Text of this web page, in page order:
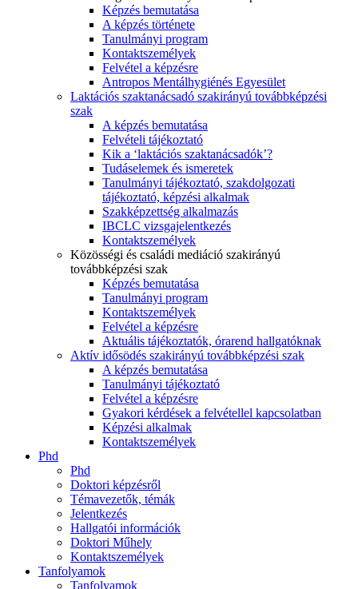
Képzés bemutatása
A képzés története
Tanulmányi program
Kontaktszemélyek
Felvétel a képzésre
Antropos Mentálhygiénés Egyesület
Laktációs szaktanácsadó szakirányú továbbképzési
szak
A képzés bemutatása
Felvételi tájékoztató
Kik a ‘laktációs szaktanácsadók’?
Tudáselemek és ismeretek
Tanulmányi tájékoztató, szakdolgozati
tájékoztató, képzési alkalmak
Szakképzettség alkalmazás
IBCLC vizsgajelentkezés
Kontaktszemélyek
Közösségi és családi mediáció szakirányú
továbbképzési szak
Képzés bemutatása
Tanulmányi program
Kontaktszemélyek
Felvétel a képzésre
Aktuális tájékoztatók, órarend hallgatóknak
Aktív idősödés szakirányú továbbképzési szak
A képzés bemutatása
Tanulmányi tájékoztató
Felvétel a képzésre
Gyakori kérdések a felvétellel kapcsolatban
Képzési alkalmak
Kontaktszemélyek
Phd
Phd
Doktori képzésről
Témavezetők, témák
Jelentkezés
Hallgatói információk
Doktori Műhely
Kontaktszemélyek
Tanfolyamok
Tanfolyamok